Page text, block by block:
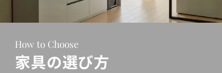
How to Choose
家具の選び方